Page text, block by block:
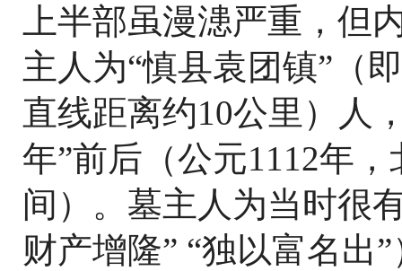
上半部虽漫漶严重，但
主人为“慎县袁团镇”（
直线距离约10公里）人
年”前后（公元1112年
间）。墓主人为当时很
财产增隆” “独以富名出